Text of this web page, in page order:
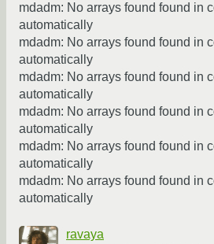
mdadm: No arrays found found in
automatically
mdadm: No arrays found found in
automatically
mdadm: No arrays found found in
automatically
mdadm: No arrays found found in
automatically
mdadm: No arrays found found in
automatically
mdadm: No arrays found found in
automatically
ravaya